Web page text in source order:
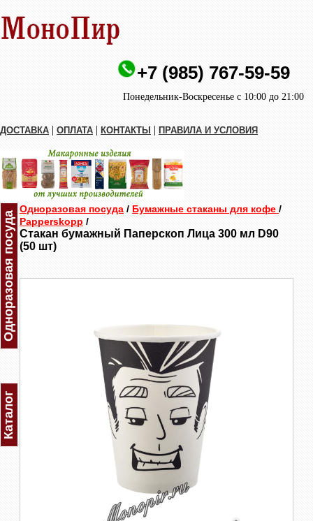
+7 (985) 767-59-59
Понедельник-Воскресенье с 10:00 до 21:00
ДОСТАВКА | ОПЛАТА | КОНТАКТЫ | ПРАВИЛА И УСЛОВИЯ
Одноразовая посуда
Каталог
Одноразовая посуда / Бумажные стаканы для кофе /
Papperskopp /
Стакан бумажный Паперскоп Лица 300 мл D90
(50 шт)